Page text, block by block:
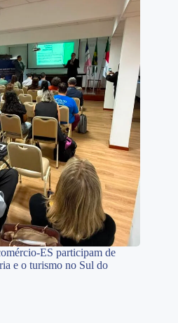
ES participam de
e o turismo no Sul do